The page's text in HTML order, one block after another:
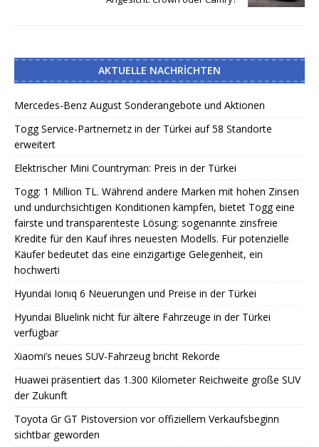
AKTUELLE NACHRICHTEN
Mercedes-Benz August Sonderangebote und Aktionen
Togg Service-Partnernetz in der Türkei auf 58 Standorte
erweitert
Elektrischer Mini Countryman: Preis in der Türkei
Togg: 1 Million TL. Während andere Marken mit hohen Zinsen
und undurchsichtigen Konditionen kämpfen, bietet Togg eine
fairste und transparenteste Lösung: sogenannte zinsfreie
Kredite für den Kauf ihres neuesten Modells. Für potenzielle
Käufer bedeutet das eine einzigartige Gelegenheit, ein
hochwerti
Hyundai Ionıq 6 Neuerungen und Preise in der Türkei
Hyundai Bluelink nicht für ältere Fahrzeuge in der Türkei
verfügbar
Xiaomi’s neues SUV-Fahrzeug bricht Rekorde
Huawei präsentiert das 1.300 Kilometer Reichweite große SUV
der Zukunft
Toyota Gr GT Pistoversion vor offiziellem Verkaufsbeginn
sichtbar geworden